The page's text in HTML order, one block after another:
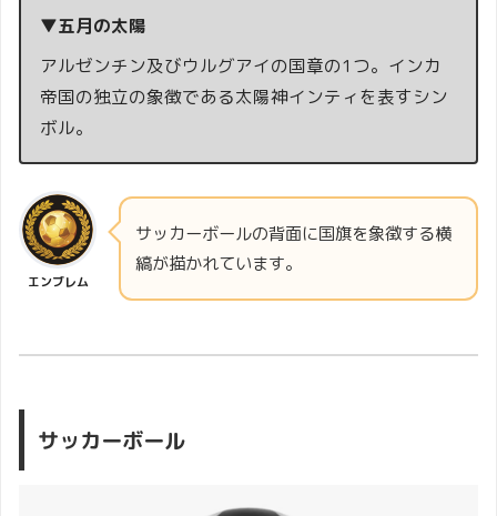
▼五月の太陽
アルゼンチン及びウルグアイの国章の1つ。インカ
帝国の独立の象徴である太陽神インティを表すシン
ボル。
エンブレム
サッカーボールの背面に国旗を象徴する横
縞が描かれています。
サッカーボール